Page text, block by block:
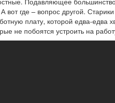
вот где – вопрос другой.
плату, которой едва-
не побоятся устроить на